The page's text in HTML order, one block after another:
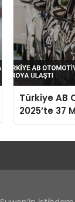
Türkiye AB
2025’te 37